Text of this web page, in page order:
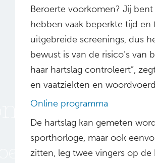
Beroerte voorkomen? Jij
hebben vaak beperkte tijd
uitgebreide screenings, dus
bewust is van de risico’s
haar hartslag controleert”,
en vaatziekten en
Online programma
De hartslag kan gemeten
sporthorloge, maar ook
zitten, leg twee vingers op